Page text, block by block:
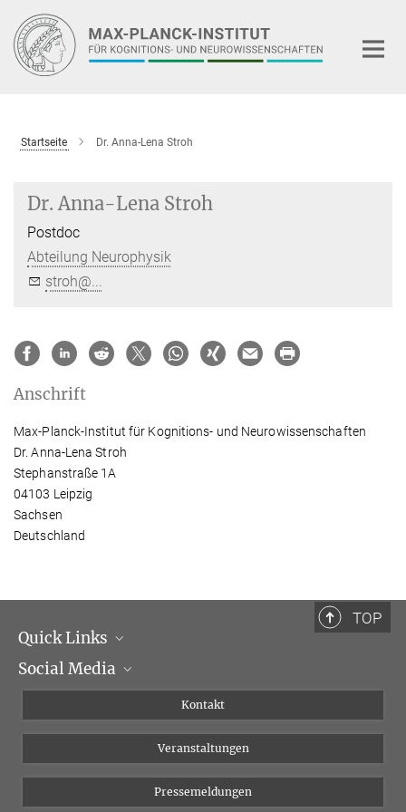
Hauptinhalt
Startseite Dr. Anna-Lena Stroh
Dr. Anna-Lena Stroh
Postdoc
Abteilung Neurophysik
stroh@...
Anschrift
Max-Planck-Institut für Kognitions- und Neurowissenschaften
Dr. Anna-Lena Stroh
Stephanstraße 1A
04103 Leipzig
Sachsen
Deutschland
TOP
Quick Links
Institutsleitung
Social Media
YouTube
Kontakt
Veranstaltungen
Pressemeldungen